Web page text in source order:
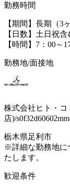
勤務時間
【期間】長期（3
【日数】土日祝含
【時間】7：00～
勤務地/面接地
株式会社ヒト・
店)/
栃木県足利市
※詳細な勤務地に
たします。
歓迎条件